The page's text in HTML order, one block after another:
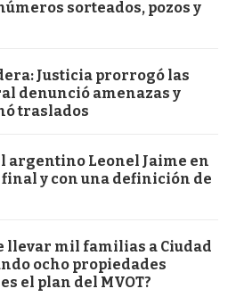
sorteados, pozos y
Justicia prorrogó las
denunció amenazas y
traslados
argentino Leonel Jaime en
y con una definición de
llevar mil familias a Ciudad
ocho propiedades
el plan del MVOT?